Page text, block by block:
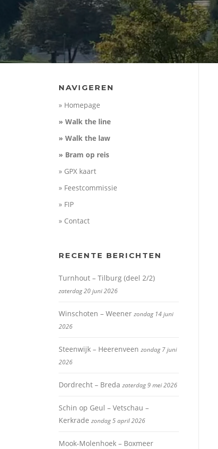
NAVIGEREN
» Homepage
» Walk the line
» Walk the law
» Bram op reis
» GPX kaart
» Feestcommissie
» FIP
» Contact
RECENTE BERICHTEN
Turnhout – Tilburg (deel 2/2)
zaterdag 20 juni 2026
Winschoten – Weener zondag 14 juni
2026
Steenwijk – Heerenveen zondag 7 juni
2026
Dordrecht – Breda zaterdag 9 mei 2026
Schin op Geul – Vetschau –
Kerkrade zondag 5 april 2026
Mook-Molenhoek – Boxmeer